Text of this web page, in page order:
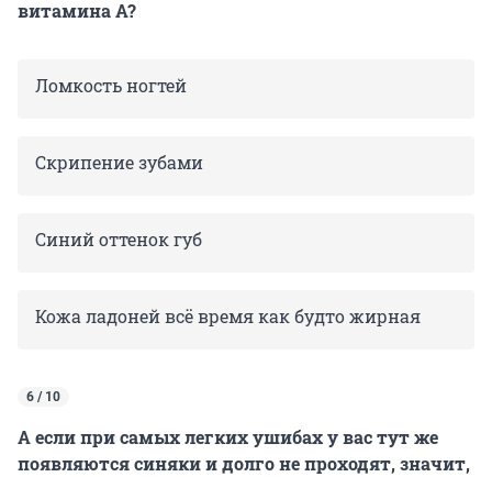
витамина А?
Ломкость ногтей
Скрипение зубами
Синий оттенок губ
Кожа ладоней всё время как будто жирная
6 / 10
А если при самых легких ушибах у вас тут же
появляются синяки и долго не проходят, значит,